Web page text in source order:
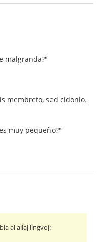
malgranda?"
membreto, sed cidonio.
muy pequeño?"
al aliaj lingvoj: